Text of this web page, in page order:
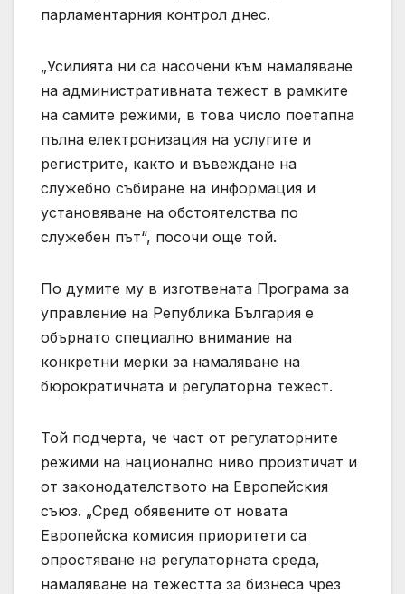
парламентарния контрол днес.
„Усилията ни са насочени към намаляване
на административната тежест в рамките
на самите режими, в това число поетапна
пълна електронизация на услугите и
регистрите, както и въвеждане на
служебно събиране на информация и
установяване на обстоятелства по
служебен път“, посочи още той.
По думите му в изготвената Програма за
управление на Република България е
обърнато специално внимание на
конкретни мерки за намаляване на
бюрократичната и регулаторна тежест.
Той подчерта, че част от регулаторните
режими на национално ниво произтичат и
от законодателството на Европейския
съюз. „Сред обявените от новата
Европейска комисия приоритети са
опростяване на регулаторната среда,
намаляване на тежестта за бизнеса чрез